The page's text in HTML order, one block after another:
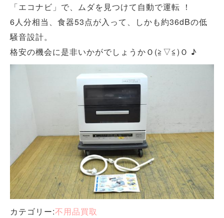
「エコナビ」で、ムダを見つけて自動で運転 ！
6人分相当、食器53点が入って、しかも約36dBの低
騒音設計。
格安の機会に是非いかがでしょうかＯ(≧▽≦)Ｏ ♪
カテゴリー:不用品買取